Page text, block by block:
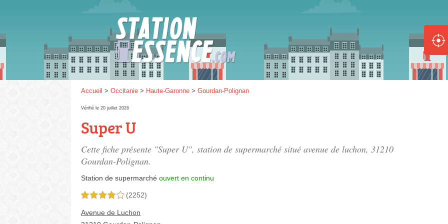
Accueil > Occitanie > Haute-Garonne > Gourdan-Polignan
Vérifié le 20 juillet 2026
Super U
Cette fiche présente "Super U", station de supermarché situé avenue de luchon, 31210
Gourdan-Polignan.
Station de supermarché ouvert en continu
4,0 étoiles sur 5 (2252)
Avenue de Luchon
Gazole :
Disponible Épuisé
SP 98 :
Disponible Épuisé